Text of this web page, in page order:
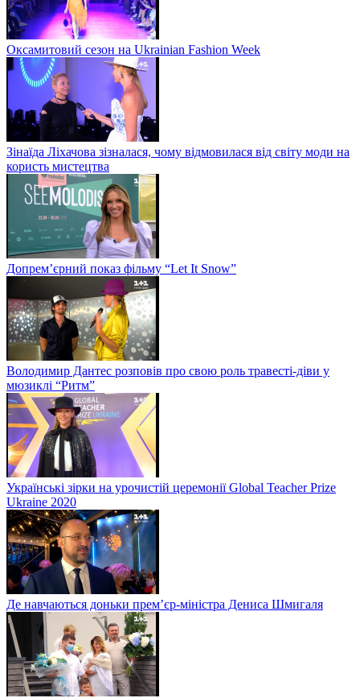
Оксамитовий сезон на Ukrainian Fashion Week
Зінаїда Ліхачова зізналася, чому відмовилася від світу моди на
користь мистецтва
Допрем’єрний показ фільму “Let It Snow”
Володимир Дантес розповів про свою роль травесті-діви у
мюзиклі “Ритм”
Українські зірки на урочистій церемонії Global Teacher Prize
Ukraine 2020
Де навчаються доньки прем’єр-міністра Дениса Шмигаля